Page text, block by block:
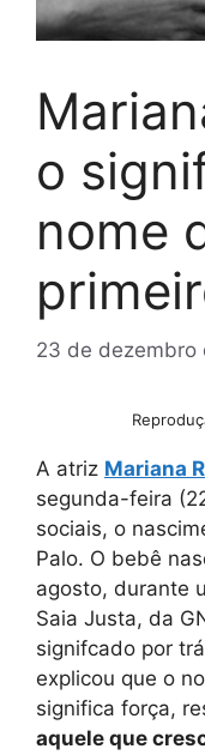
o
nome
23 de dezembro
A atriz Mariana
segunda-feira
sociais, o
Palo. O bebê
agosto, durante
Saia Justa, da
signifcado por
explicou que o
significa força,
aquele que